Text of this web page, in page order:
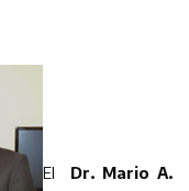
El Dr. Mario A.